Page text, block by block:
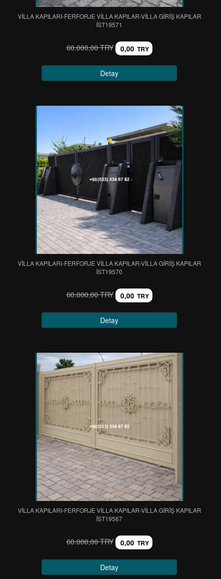
VİLLA KAPILARI-FERFORJE VİLLA KAPILAR-VİLLA GİRİŞ KAPILAR
IST19571
60.000,00 TRY 0,00 TRY
Detay
VİLLA KAPILARI-FERFORJE VİLLA KAPILAR-VİLLA GİRİŞ KAPILAR
IST19570
60.000,00 TRY 0,00 TRY
Detay
VİLLA KAPILARI-FERFORJE VİLLA KAPILAR-VİLLA GİRİŞ KAPILAR
IST19567
60.000,00 TRY 0,00 TRY
Detay